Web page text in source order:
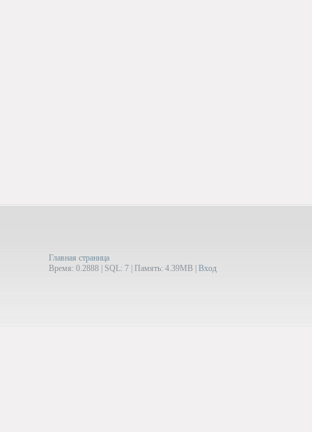
Главная страница
Время: 0.2888 | SQL: 7 | Память: 4.39MB Вход